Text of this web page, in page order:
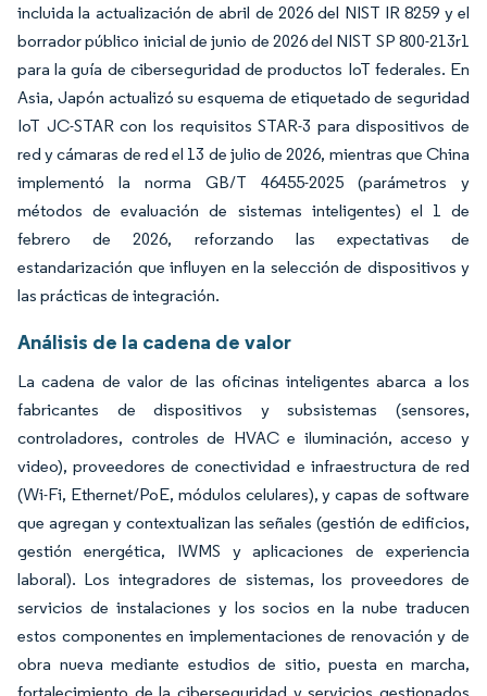
incluida la actualización de abril de 2026 del NIST IR 8259 y el
borrador público inicial de junio de 2026 del NIST SP 800-213r1
para la guía de ciberseguridad de productos IoT federales. En
Asia, Japón actualizó su esquema de etiquetado de seguridad
IoT JC-STAR con los requisitos STAR-3 para dispositivos de
red y cámaras de red el 13 de julio de 2026, mientras que China
implementó la norma GB/T 46455-2025 (parámetros y
métodos de evaluación de sistemas inteligentes) el 1 de
febrero de 2026, reforzando las expectativas de
estandarización que influyen en la selección de dispositivos y
las prácticas de integración.
Análisis de la cadena de valor
La cadena de valor de las oficinas inteligentes abarca a los
fabricantes de dispositivos y subsistemas (sensores,
controladores, controles de HVAC e iluminación, acceso y
video), proveedores de conectividad e infraestructura de red
(Wi-Fi, Ethernet/PoE, módulos celulares), y capas de software
que agregan y contextualizan las señales (gestión de edificios,
gestión energética, IWMS y aplicaciones de experiencia
laboral). Los integradores de sistemas, los proveedores de
servicios de instalaciones y los socios en la nube traducen
estos componentes en implementaciones de renovación y de
obra nueva mediante estudios de sitio, puesta en marcha,